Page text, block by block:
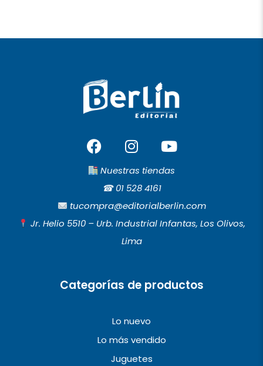
F
a
c
b
o
o
I
n
s
t
a
g
r
a
Y
o
u
u
b
e
Nuestras tiendas
☎︎01 528 4161
tucompra@editorialberlin.com
Jr. Helio 5510 – Urb. Industrial Infantas, Los Olivos,
Lima
Categorías de productos
Lo nuevo
Lo más vendido
Juguetes